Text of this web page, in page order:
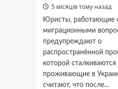
5 місяців тому назад
Юристы, работающие
миграционными
предупреждают о
распространённой
которой
проживающие в
считают, что после...